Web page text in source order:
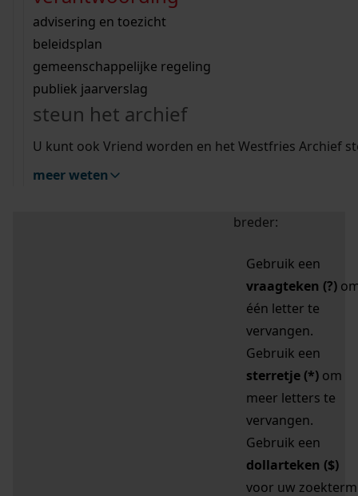
bouwvergunningen
omgevingsvergunningen
vergunningen
beeld en geluid
uitleg nodig?
Wij helpen u op weg met een aantal zoektips.
bekijk alle zoektips
Wij helpen u op weg met een aantal zoektips.
bekijk alle zoektips
bekijk ons geschiedenislokaal
advisering en toezicht
beleidsplan
gemeenschappelijke regeling
publiek jaarverslag
steun het archief
U kunt ook Vriend worden en het Westfries Archief
meer weten
zoektips
Mijn Studiezaal (inloggen)
uw zoekopdracht te
breder:
Gebruik een
vraagteken (?)
één letter te
vervangen.
Gebruik een
sterretje (*) om
meer letters te
vervangen.
Gebruik een
dollarteken ($)
voor uw zoekterm